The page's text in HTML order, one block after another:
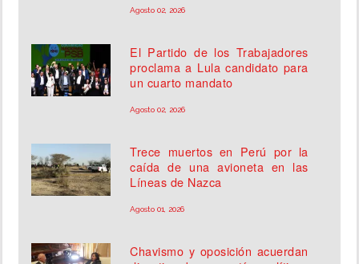
Agosto 02, 2026
El Partido de los Trabajadores
proclama a Lula candidato para
un cuarto mandato
Agosto 02, 2026
Trece muertos en Perú por la
caída de una avioneta en las
Líneas de Nazca
Agosto 01, 2026
Chavismo y oposición acuerdan